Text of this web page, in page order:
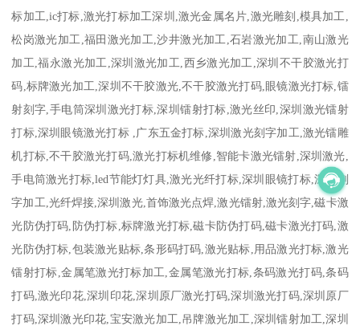
标加工,ic打标,激光打标加工深圳,激光金属名片,激光雕刻,模具加工,
松岗激光加工,福田激光加工,沙井激光加工,石岩激光加工,南山激光
加工,福永激光加工,深圳激光加工,西乡激光加工,深圳不干胶激光打
码,标牌激光加工,深圳不干胶激光,不干胶激光打码,眼镜激光打标,镭
射刻字,手电筒深圳激光打标,深圳镭射打标,激光丝印,深圳激光镭射
打标,深圳眼镜激光打标 ,广东五金打标,深圳激光刻字加工,激光镭雕
机打标,不干胶激光打码,激光打标机维修,智能卡激光镭射,深圳激光,
手电筒激光打标,led节能灯灯具,激光光纤打标,深圳眼镜打标,深圳刻
字加工,光纤焊接,深圳激光,首饰激光点焊,激光镭射,激光刻字,磁卡激
光防伪打码,防伪打标,标牌激光打标,磁卡防伪打码,磁卡激光打码,激
光防伪打标,包装激光贴标,条形码打码,激光贴标,用品激光打标,激光
镭射打标,金属笔激光打标加工,金属笔激光打标,条码激光打码,条码
打码,激光印花,深圳印花,深圳原厂激光打码,深圳激光打码,深圳原厂
打码,深圳激光印花,宝安激光加工,吊牌激光加工,深圳镭射加工,深圳